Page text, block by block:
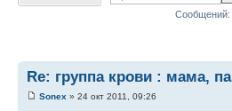
Сообщений:
Re: группа крови : мама,
Sonex » 24 окт 2011, 09:26